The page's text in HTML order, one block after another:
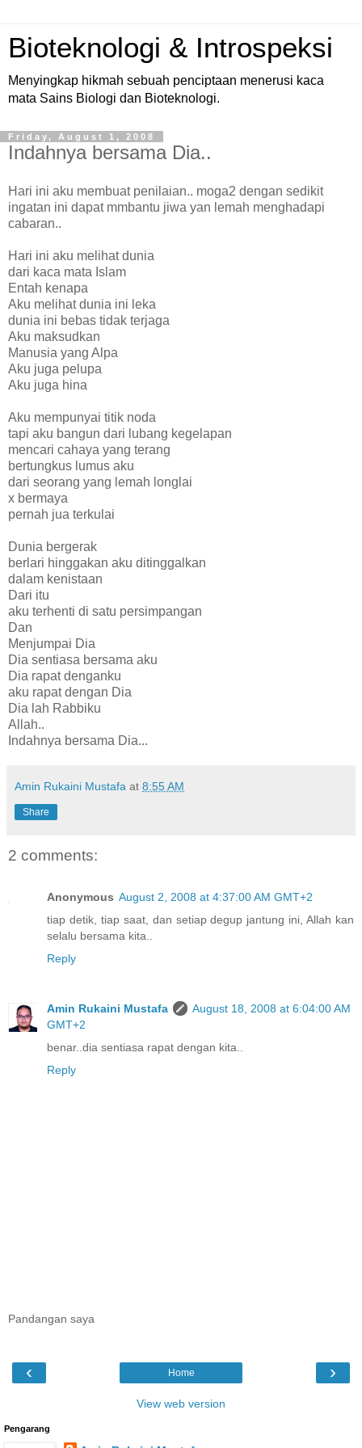
Bioteknologi & Introspeksi
Menyingkap hikmah sebuah penciptaan menerusi kaca
mata Sains Biologi dan Bioteknologi.
Friday, August 1, 2008
Indahnya bersama Dia..
Hari ini aku membuat penilaian.. moga2 dengan sedikit
ingatan ini dapat mmbantu jiwa yan lemah menghadapi
cabaran..
Hari ini aku melihat dunia
dari kaca mata Islam
Entah kenapa
Aku melihat dunia ini leka
dunia ini bebas tidak terjaga
Aku maksudkan
Manusia yang Alpa
Aku juga pelupa
Aku juga hina
Aku mempunyai titik noda
tapi aku bangun dari lubang kegelapan
mencari cahaya yang terang
bertungkus lumus aku
dari seorang yang lemah longlai
x bermaya
pernah jua terkulai
Dunia bergerak
berlari hinggakan aku ditinggalkan
dalam kenistaan
Dari itu
aku terhenti di satu persimpangan
Dan
Menjumpai Dia
Dia sentiasa bersama aku
Dia rapat denganku
aku rapat dengan Dia
Dia lah Rabbiku
Allah..
Indahnya bersama Dia...
Amin Rukaini Mustafa at 8:55 AM
Share
2 comments:
Anonymous August 2, 2008 at 4:37:00 AM GMT+2
tiap detik, tiap saat, dan setiap degup jantung ini, Allah kan
selalu bersama kita..
Reply
Amin Rukaini Mustafa
August 18, 2008 at 6:04:00 AM
GMT+2
benar..dia sentiasa rapat dengan kita..
Reply
Pandangan saya
‹ ›
Home
View web version
Pengarang